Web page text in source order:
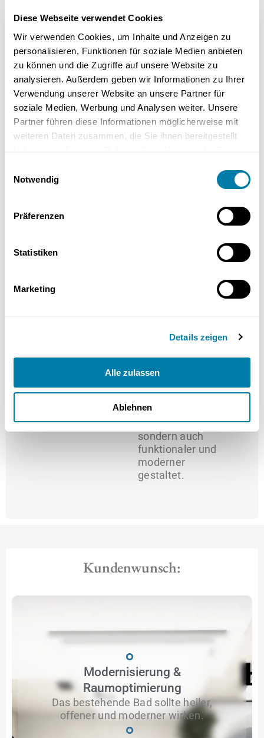
Diese Webseite verwendet Cookies
Wir verwenden Cookies, um Inhalte und Anzeigen zu
personalisieren, Funktionen für soziale Medien anbieten
zu können und die Zugriffe auf unsere Website zu
analysieren. Außerdem geben wir Informationen zu Ihrer
Verwendung unserer Website an unsere Partner für
soziale Medien, Werbung und Analysen weiter. Unsere
Partner führen diese Informationen möglicherweise mit
weiteren Daten zusammen, die Sie ihnen bereitgestellt
Notwendig
Präferenzen
Statistiken
Marketing
Details zeigen
Alle zulassen
Ablehnen
Badezimmer
präsentierte sich
mit klassischen
weißen Fliesen
und einer
kompakten
Sanitärausstattung,
die nur begrenzten
Stauraum bot.
Über die Jahre
und ein Standard-
unstrukturierter
Mit der
das Bad nicht nur
ästhetisch
aufgewertet,
sondern auch
funktionaler und
moderner
gestaltet.
Kundenwunsch:
Modernisierung &
Raumoptimierung
Das bestehende Bad sollte heller,
offener und moderner wirken.